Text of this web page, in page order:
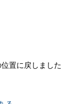
置に戻しました